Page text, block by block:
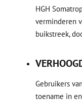
HGH
verminderen
buikstreek,
Gebruikers
toename in